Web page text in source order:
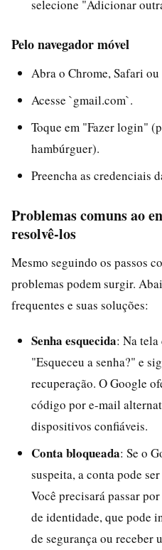
selecione "Adicionar
Pelo navegador móvel
Abra o Chrome, Safari
Acesse `gmail.com`.
Toque em "Fazer login"
hambúrguer).
Preencha as credenciais
Problemas comuns ao
resolvê-los
Mesmo seguindo os passos
problemas podem surgir.
frequentes e suas soluções:
Senha esquecida: Na
"Esqueceu a senha?" e
recuperação. O Google
código por e-mail
dispositivos confiáveis.
Conta bloqueada: Se o
suspeita, a conta pode
Você precisará passar
de identidade, que pode
de segurança ou receber